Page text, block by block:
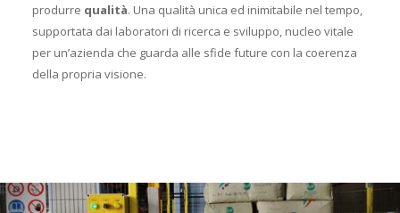
produrre qualità. Una qualità unica ed inimitabile nel tempo,
supportata dai laboratori di ricerca e sviluppo, nucleo vitale
per un’azienda che guarda alle sfide future con la coerenza
della propria visione.